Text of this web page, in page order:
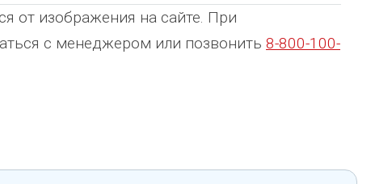
от изображения на сайте. При
с менеджером или позвонить 8-800-100-